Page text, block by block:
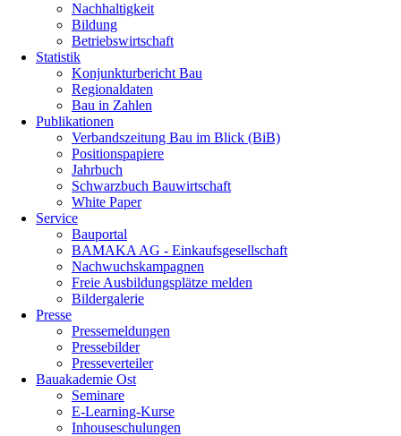
Nachhaltigkeit
Bildung
Betriebswirtschaft
Statistik
Konjunkturbericht Bau
Regionaldaten
Bau in Zahlen
Publikationen
Verbandszeitung Bau im Blick (BiB)
Positionspapiere
Jahrbuch
Schwarzbuch Bauwirtschaft
White Paper
Service
Bauportal
BAMAKA AG - Einkaufsgesellschaft
Nachwuchskampagnen
Freie Ausbildungsplätze melden
Bildergalerie
Presse
Pressemeldungen
Pressebilder
Presseverteiler
Bauakademie Ost
Seminare
E-Learning-Kurse
Inhouseschulungen